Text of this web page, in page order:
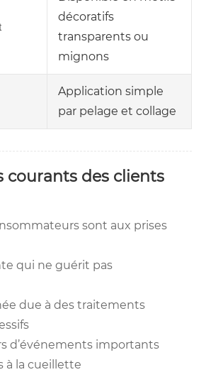
décoratifs
transparents ou
mignons
Application simple
par pelage et collage
courants des clients
sont aux prises
qui ne guérit pas
due à des traitements
d’événements importants
à la cueillette